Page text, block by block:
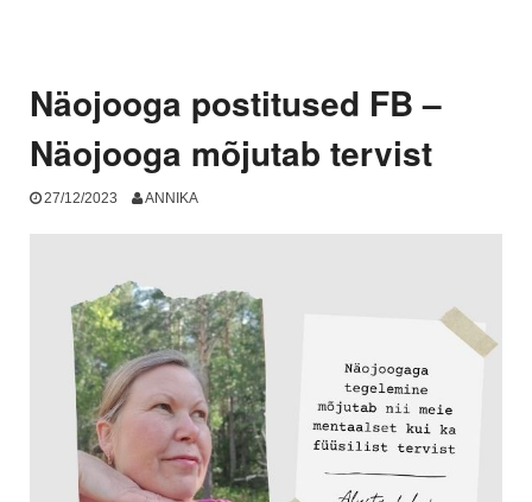
Näojooga postitused FB –
Näojooga mõjutab tervist
27/12/2023 ANNIKA